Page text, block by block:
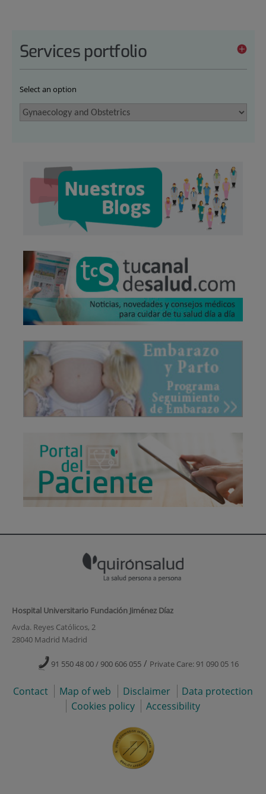
Services portfolio
Select an option
Hospital Universitario Fundación Jiménez Díaz
Avda. Reyes Católicos, 2
28040 Madrid Madrid
91 550 48 00 / 900 606 055 / Private Care: 91 090 05 16
Contact Map of web Disclaimer
Data protection
Cookies policy
Accessibility